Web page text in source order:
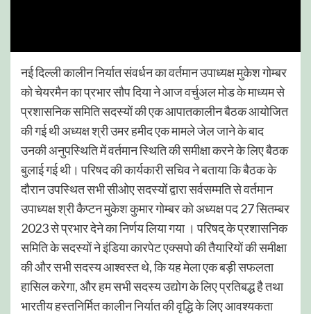
नई दिल्ली कालीन निर्यात संवर्धन का वर्तमान उपाध्यक्ष मुकेश गोम्बर
को चेयरमैन का प्रभार सौप दिया ने आज वर्चुअल मोड के माध्यम से
प्रशासनिक समिति सदस्यों की एक आपातकालीन बैठक आयोजित
की गई थी अध्यक्ष श्री उमर हमीद एक मामले जेल जाने के बाद
उनकी अनुपस्थिति में वर्तमान स्थिति की समीक्षा करने के लिए बैठक
बुलाई गई थी। परिषद की कार्यकारी सचिव ने बताया कि बैठक के
दौरान उपस्थित सभी सीओए सदस्यों द्वारा सर्वसम्मति से वर्तमान
उपाध्यक्ष श्री कैप्टन मुकेश कुमार गोम्बर को अध्यक्ष पद 27 सितम्बर
2023 से प्रभार देने का निर्णय लिया गया । परिषद् के प्रशासनिक
समिति के सदस्यों ने इंडिया कारपेट एक्सपो की तैयारियों की समीक्षा
की और सभी सदस्य आश्वस्त थे, कि यह मेला एक बड़ी सफलता
हासिल करेगा, और हम सभी सदस्य उद्योग के लिए प्रतिबद्ध है तथा
भारतीय हस्तनिर्मित कालीन निर्यात की वृद्धि के लिए आवश्यकता